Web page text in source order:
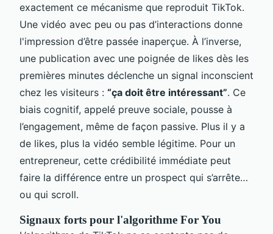
exactement ce mécanisme que reproduit TikTok.
Une vidéo avec peu ou pas d’interactions donne
l'impression d’être passée inaperçue. À l’inverse,
une publication avec une poignée de likes dès les
premières minutes déclenche un signal inconscient
chez les visiteurs : “ça doit être intéressant”. Ce
biais cognitif, appelé preuve sociale, pousse à
l’engagement, même de façon passive. Plus il y a
de likes, plus la vidéo semble légitime. Pour un
entrepreneur, cette crédibilité immédiate peut
faire la différence entre un prospect qui s’arrête…
ou qui scroll.
Signaux forts pour l'algorithme For You